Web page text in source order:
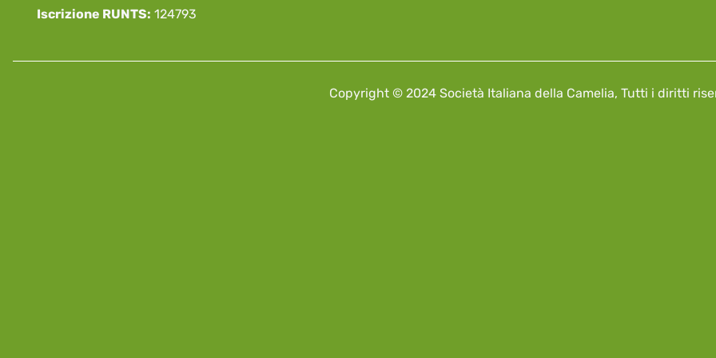
Iscrizione RUNTS: 124793
Copyright © 2024 Società Italiana della Camelia, Tutti i diritti